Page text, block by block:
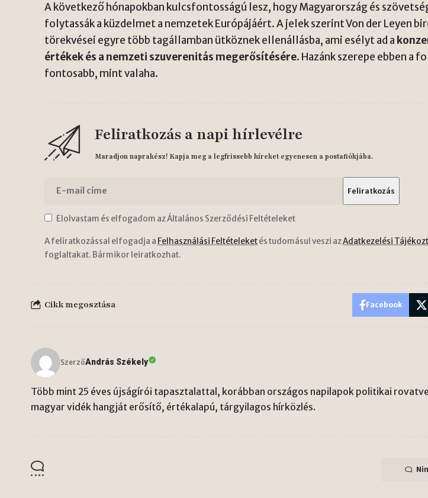
A következő hónapokban kulcsfontosságú lesz, hogy Magyarország és
folytassák a küzdelmet a nemzetek Európájáért. A jelek szerint Von der Leyen
törekvései egyre több tagállamban ütköznek ellenállásba, ami esélyt ad a
értékek és a nemzeti szuverenitás megerősítésére. Hazánk szerepe ebben a
fontosabb, mint valaha.
Feliratkozás a napi hírlevélre
Maradjon naprakész! Kapja meg a legfrissebb híreket egyenesen a postafiókjába.
Elolvastam és elfogadom az Általános Szerződési Feltételeket
A feliratkozással elfogadja a Felhasználási Feltételeketés tudomásul veszi azAdatkezelési
foglaltakat. Bármikor leiratkozhat.
Cikk megosztása Facebook
SzerzőAndrás Székely
Több mint 25 éves újságírói tapasztalattal, korábban országos napilapok politikai
magyar vidék hangját erősítő, értékalapú, tárgyilagos hírközlés.